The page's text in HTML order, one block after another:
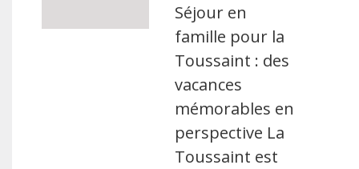
Séjour en
famille pour la
Toussaint : des
vacances
mémorables en
perspective La
Toussaint est